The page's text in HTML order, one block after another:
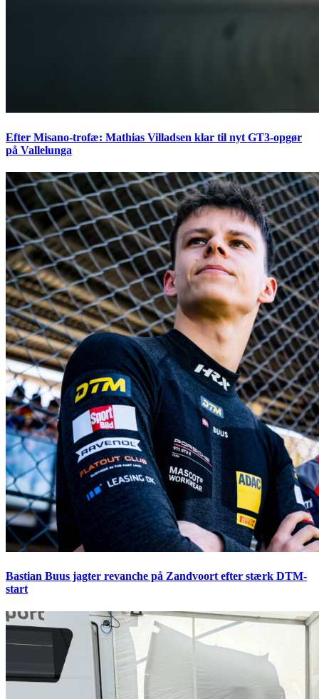
Efter Misano-trofæ: Mathias Villadsen klar til nyt GT3-opgør
på Vallelunga
Bastian Buus jagter revanche på Zandvoort efter stærk DTM-
start